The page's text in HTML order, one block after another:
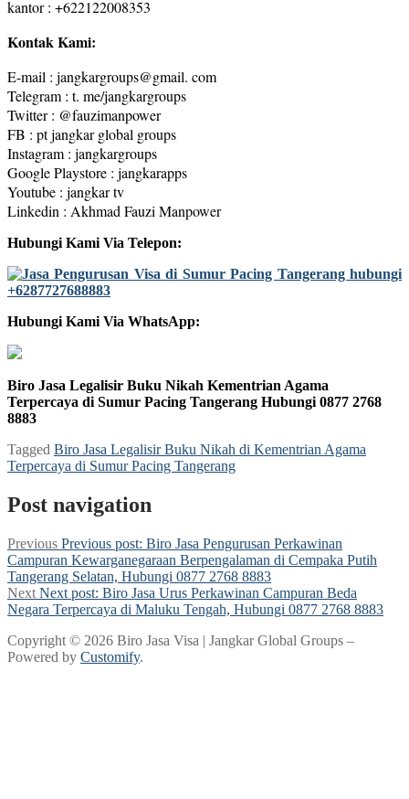
kantor : +622122008353
Kontak Kami:
E-mail : jangkargroups@gmail. com
Telegram : t. me/jangkargroups
Twitter : @fauzimanpower
FB : pt jangkar global groups
Instagram : jangkargroups
Google Playstore : jangkarapps
Youtube : jangkar tv
Linkedin : Akhmad Fauzi Manpower
Hubungi Kami Via Telepon:
Hubungi Kami Via WhatsApp:
Biro Jasa Legalisir Buku Nikah Kementrian Agama
Terpercaya di Sumur Pacing Tangerang Hubungi 0877 2768
8883
Tagged Biro Jasa Legalisir Buku Nikah di Kementrian Agama
Terpercaya di Sumur Pacing Tangerang
Post navigation
Previous Previous post: Biro Jasa Pengurusan Perkawinan
Campuran Kewarganegaraan Berpengalaman di Cempaka Putih
Tangerang Selatan, Hubungi 0877 2768 8883
Next Next post: Biro Jasa Urus Perkawinan Campuran Beda
Negara Terpercaya di Maluku Tengah, Hubungi 0877 2768 8883
Copyright © 2026 Biro Jasa Visa | Jangkar Global Groups –
Powered by Customify.